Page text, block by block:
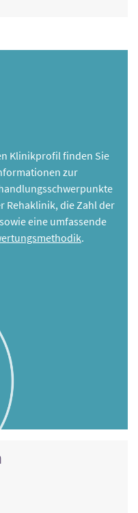
Klinikprofil finden Sie
zur
Rehaklinik, die Zahl der
eine umfassende
.